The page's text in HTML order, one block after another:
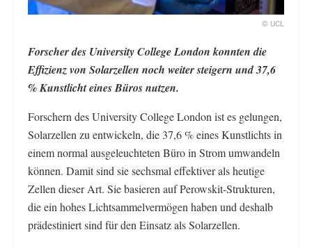
© UCL
Forscher des University College London konnten die
Effizienz von Solarzellen noch weiter steigern und 37,6
% Kunstlicht eines Büros nutzen.
Forschern des University College London ist es gelungen,
Solarzellen zu entwickeln, die 37,6 % eines Kunstlichts in
einem normal ausgeleuchteten Büro in Strom umwandeln
können. Damit sind sie sechsmal effektiver als heutige
Zellen dieser Art. Sie basieren auf Perowskit-Strukturen,
die ein hohes Lichtsammelvermögen haben und deshalb
prädestiniert sind für den Einsatz als Solarzellen.